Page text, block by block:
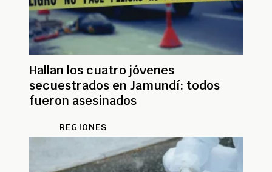
Hallan los cuatro jóvenes
secuestrados en Jamundí: todos
fueron asesinados
REGIONES